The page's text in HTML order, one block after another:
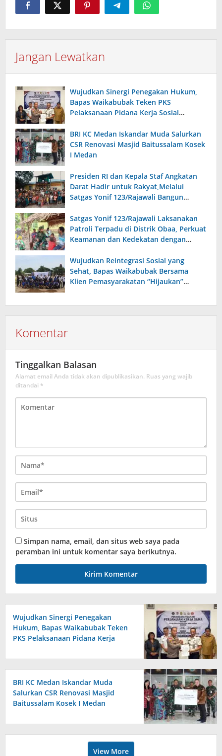
Jangan Lewatkan
Wujudkan Sinergi Penegakan Hukum,
Bapas Waikabubak Teken PKS
Pelaksanaan Pidana Kerja Sosial
BRI KC Medan Iskandar Muda Salurkan
CSR Renovasi Masjid Baitussalam Kosek
I Medan
Presiden RI dan Kepala Staf Angkatan
Darat Hadir untuk Rakyat,Melalui
Satgas Yonif 123/Rajawali Bangun
Satgas Yonif 123/Rajawali Laksanakan
Patroli Terpadu di Distrik Obaa, Perkuat
Keamanan dan Kedekatan dengan
Wujudkan Reintegrasi Sosial yang
Sehat, Bapas Waikabubak Bersama
Klien Pemasyarakatan “Hijaukan”
Komentar
Tinggalkan Balasan
Alamat email Anda tidak akan dipublikasikan. Ruas yang wajib
ditandai *
Simpan nama, email, dan situs web saya pada
peramban ini untuk komentar saya berikutnya.
Wujudkan Sinergi Penegakan
Hukum, Bapas Waikabubak Teken
PKS Pelaksanaan Pidana Kerja
Sumba Timur
BRI KC Medan Iskandar Muda
Salurkan CSR Renovasi Masjid
Baitussalam Kosek I Medan
View More